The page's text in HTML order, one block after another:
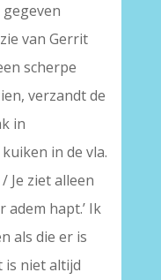
van Gerrit
scherpe
verzandt de
in
in de vla.
Je ziet alleen
hapt.’ Ik
als die er is
is niet altijd